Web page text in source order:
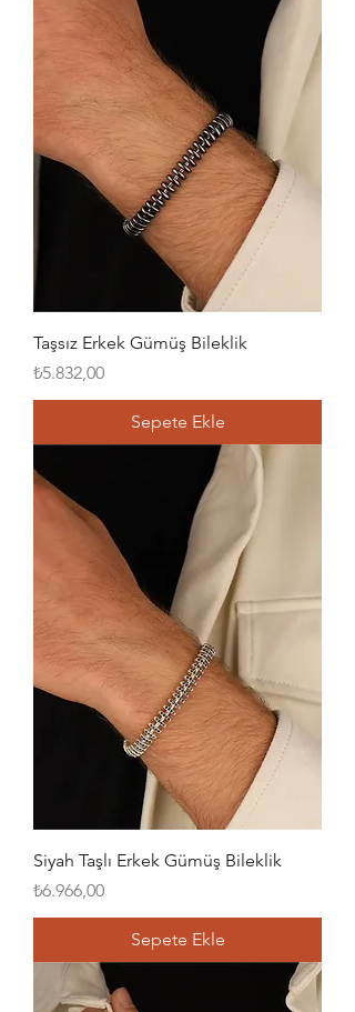
Taşsız Erkek Gümüş Bileklik
Fiyat
₺5.832,00
Sepete Ekle
Siyah Taşlı Erkek Gümüş Bileklik
Fiyat
₺6.966,00
Sepete Ekle